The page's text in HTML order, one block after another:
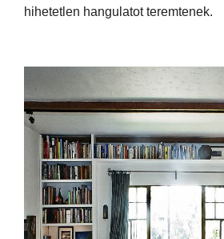
hihetetlen hangulatot teremtenek.